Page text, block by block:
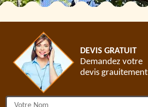
DEVIS GRATUIT
Demandez votre
devis grauitement